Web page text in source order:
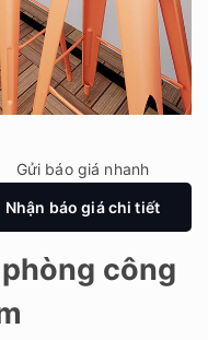
công
Gửi báo giá nhanh
Nhận báo giá chi tiết